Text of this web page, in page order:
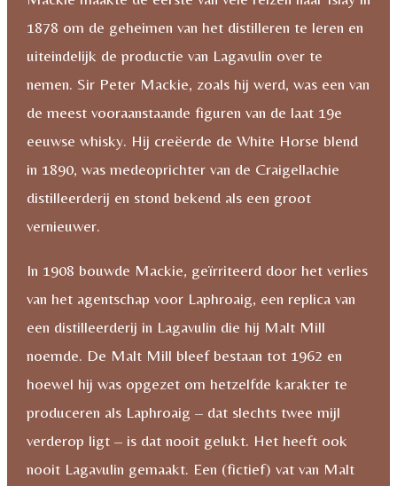
1878 om de geheimen van het distilleren te leren en
uiteindelijk de productie van Lagavulin over te
nemen. Sir Peter Mackie, zoals hij werd, was een van
de meest vooraanstaande figuren van de laat 19e
eeuwse whisky. Hij creëerde de White Horse blend
in 1890, was medeoprichter van de Craigellachie
distilleerderij en stond bekend als een groot
vernieuwer.
In 1908 bouwde Mackie, geïrriteerd door het verlies
van het agentschap voor Laphroaig, een replica van
een distilleerderij in Lagavulin die hij Malt Mill
noemde. De Malt Mill bleef bestaan tot 1962 en
hoewel hij was opgezet om hetzelfde karakter te
produceren als Laphroaig – dat slechts twee mijl
verderop ligt – is dat nooit gelukt. Het heeft ook
nooit Lagavulin gemaakt. Een (fictief) vat van Malt